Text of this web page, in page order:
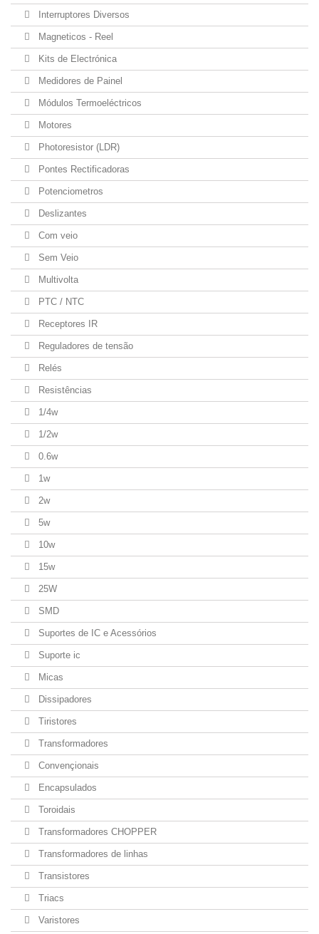
Interruptores Diversos
Magneticos - Reel
Kits de Electrónica
Medidores de Painel
Módulos Termoeléctricos
Motores
Photoresistor (LDR)
Pontes Rectificadoras
Potenciometros
Deslizantes
Com veio
Sem Veio
Multivolta
PTC / NTC
Receptores IR
Reguladores de tensão
Relés
Resistências
1/4w
1/2w
0.6w
1w
2w
5w
10w
15w
25W
SMD
Suportes de IC e Acessórios
Suporte ic
Micas
Dissipadores
Tiristores
Transformadores
Convençionais
Encapsulados
Toroidais
Transformadores CHOPPER
Transformadores de linhas
Transistores
Triacs
Varistores